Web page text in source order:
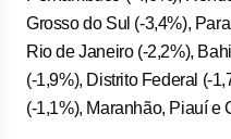
Grosso do Sul (-3,4%),
Rio de Janeiro (-2,2%),
(-1,9%), Distrito Federal (-
(-1,1%), Maranhão, Piauí e